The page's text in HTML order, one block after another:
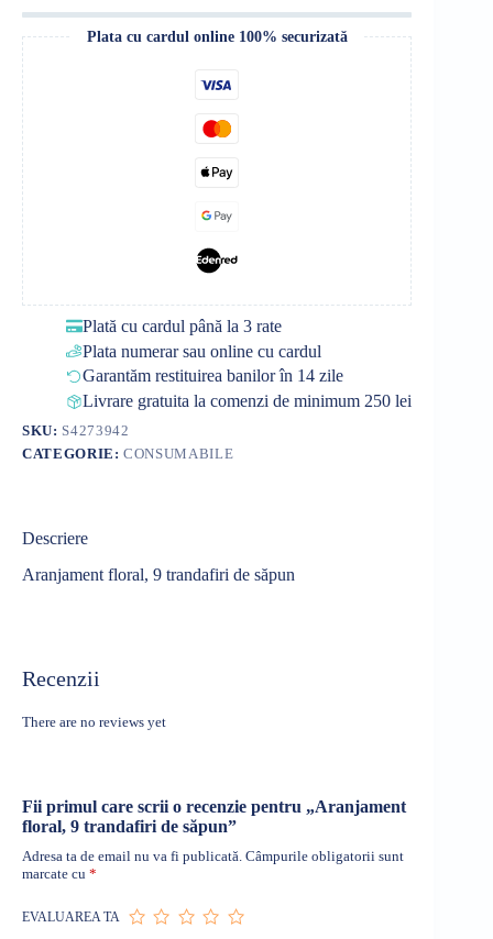
Plata cu cardul online 100% securizată
Plată cu cardul până la 3 rate
Plata numerar sau online cu cardul
Garantăm restituirea banilor în 14 zile
Livrare gratuita la comenzi de minimum 250 lei
SKU: S4273942
CATEGORIE:CONSUMABILE
Descriere
Aranjament floral, 9 trandafiri de săpun
Recenzii
There are no reviews yet
Fii primul care scrii o recenzie pentru „Aranjament
floral, 9 trandafiri de săpun”
Adresa ta de email nu va fi publicată. Câmpurile obligatorii sunt
marcate cu *
EVALUAREA TA